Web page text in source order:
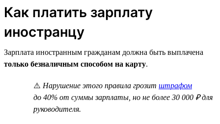
Как платить зарплату
иностранцу
Зарплата иностранным гражданам должна быть выплачена
только безналичным способом на карту.
⚠️ Нарушение этого правила грозит штрафом
до 40% от суммы зарплаты, но не более 30 000 ₽ для
руководителя.